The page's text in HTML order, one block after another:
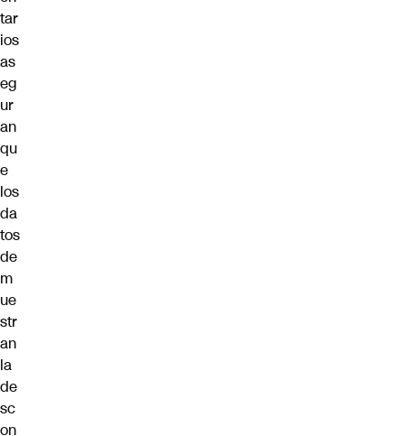
tar
ios
as
eg
ur
an
qu
e
los
da
tos
de
m
ue
str
an
la
de
sc
on